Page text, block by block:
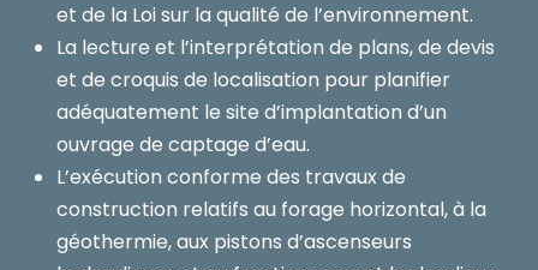
et de la Loi sur la qualité de l’environnement.
La lecture et l’interprétation de plans, de devis
et de croquis de localisation pour planifier
adéquatement le site d’implantation d’un
ouvrage de captage d’eau.
L’exécution conforme des travaux de
construction relatifs au forage horizontal, à la
géothermie, aux pistons d’ascenseurs